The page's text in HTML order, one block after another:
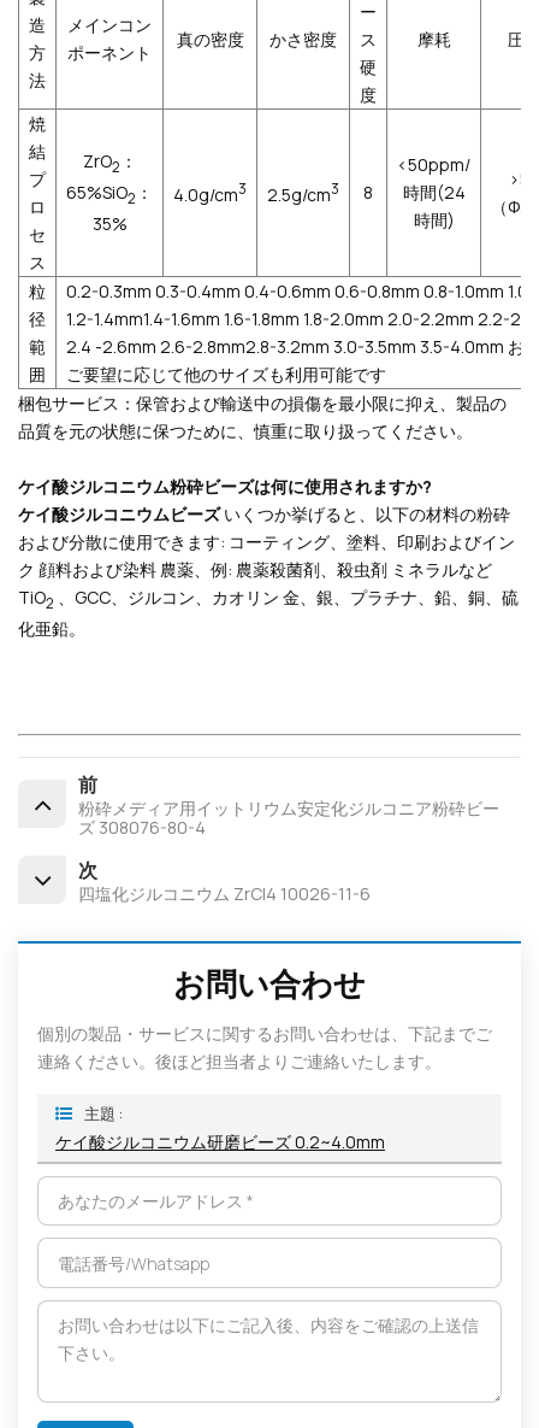
造
方
法
メインコン
ポーネント
真の密度 かさ密度
ー
ス
硬
度
摩耗 圧
焼
結
プ
ロ
セ
ス
ZrO2 ：
65%SiO2 ：
35%
4.0g/cm3 2.5g/cm3 8
<50ppm/
時間(24
時間)
（
粒
径
範
囲
0.2-0.3mm 0.3-0.4mm 0.4-0.6mm 0.6-0.8mm 0.8-1.0mm 1.0-
1.2-1.4mm1.4-1.6mm 1.6-1.8mm 1.8-2.0mm 2.0-2.2mm 2.2-
2.4 -2.6mm 2.6-2.8mm2.8-3.2mm 3.0-3.5mm 3.5-4.0mm お
ご要望に応じて他のサイズも利用可能です
梱包サービス：保管および輸送中の損傷を最小限に抑え、製品の
品質を元の状態に保つために、慎重に取り扱ってください。
ケイ酸ジルコニウム粉砕ビーズは何に使用されますか?
ケイ酸ジルコニウムビーズいくつか挙げると、以下の材料の粉砕
および分散に使用できます: コーティング、塗料、印刷およびイン
ク 顔料および染料 農薬、例: 農薬殺菌剤、殺虫剤 ミネラルなど
TiO2 、GCC、ジルコン、カオリン 金、銀、プラチナ、鉛、銅、硫
化亜鉛。
前
粉砕メディア用イットリウム安定化ジルコニア粉砕ビー
ズ 308076-80-4
次
四塩化ジルコニウム ZrCl4 10026-11-6
お問い合わせ
個別の製品・サービスに関するお問い合わせは、下記までご
連絡ください。後ほど担当者よりご連絡いたします。
主題 :
ケイ酸ジルコニウム研磨ビーズ 0.2~4.0mm